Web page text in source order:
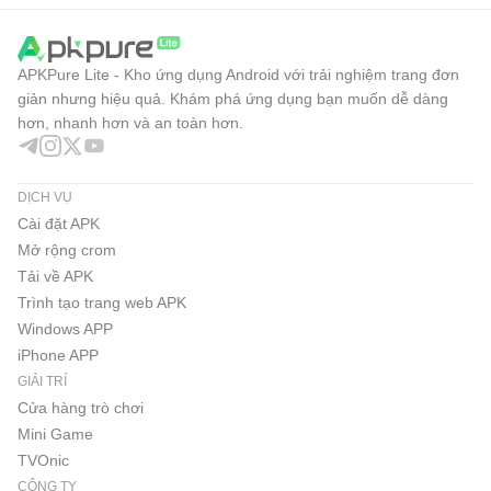
APKPure Lite - Kho ứng dụng Android với trải nghiệm trang đơn
giản nhưng hiệu quả. Khám phá ứng dụng bạn muốn dễ dàng
hơn, nhanh hơn và an toàn hơn.
DỊCH VỤ
Cài đặt APK
Mở rộng crom
Tải về APK
Trình tạo trang web APK
Windows APP
iPhone APP
GIẢI TRÍ
Cửa hàng trò chơi
Mini Game
TVOnic
CÔNG TY